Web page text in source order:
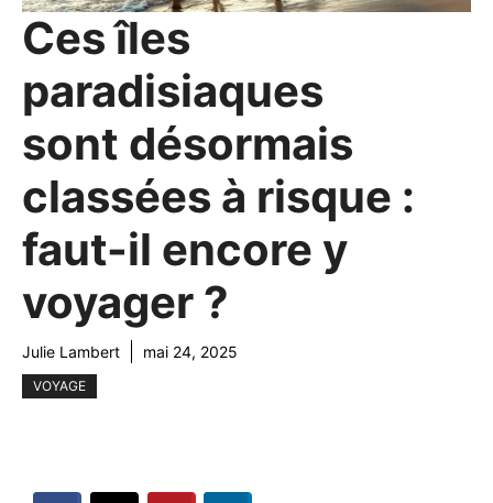
Ces îles
paradisiaques
sont désormais
classées à risque :
faut-il encore y
voyager ?
Julie Lambert mai 24, 2025
VOYAGE